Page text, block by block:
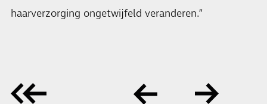
haarverzorging ongetwijfeld veranderen.”